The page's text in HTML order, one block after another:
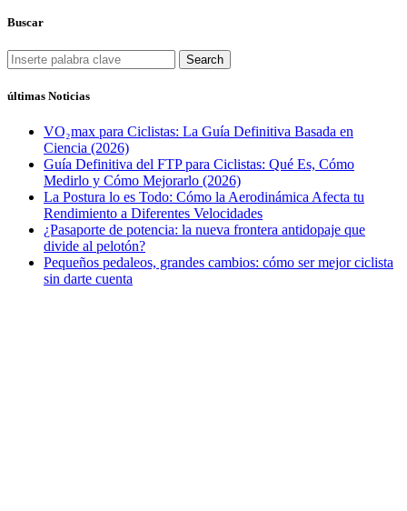
Buscar
Search
últimas Noticias
VO₂max para Ciclistas: La Guía Definitiva Basada en
Ciencia (2026)
Guía Definitiva del FTP para Ciclistas: Qué Es, Cómo
Medirlo y Cómo Mejorarlo (2026)
La Postura lo es Todo: Cómo la Aerodinámica Afecta tu
Rendimiento a Diferentes Velocidades
¿Pasaporte de potencia: la nueva frontera antidopaje que
divide al pelotón?
Pequeños pedaleos, grandes cambios: cómo ser mejor ciclista
sin darte cuenta